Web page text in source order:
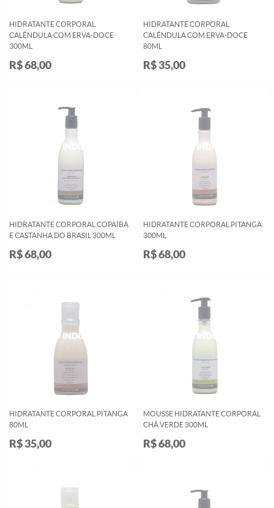
HIDRATANTE CORPORAL
CALÊNDULA COM ERVA-DOCE
300ML
R$ 68,00
HIDRATANTE CORPORAL
CALÊNDULA COM ERVA-DOCE
80ML
R$ 35,00
HIDRATANTE CORPORAL COPAÍBA
E CASTANHA DO BRASIL 300ML
R$ 68,00
HIDRATANTE CORPORAL PITANGA
300ML
R$ 68,00
HIDRATANTE CORPORAL PITANGA
80ML
R$ 35,00
MOUSSE HIDRATANTE CORPORAL
CHÁ VERDE 300ML
R$ 68,00